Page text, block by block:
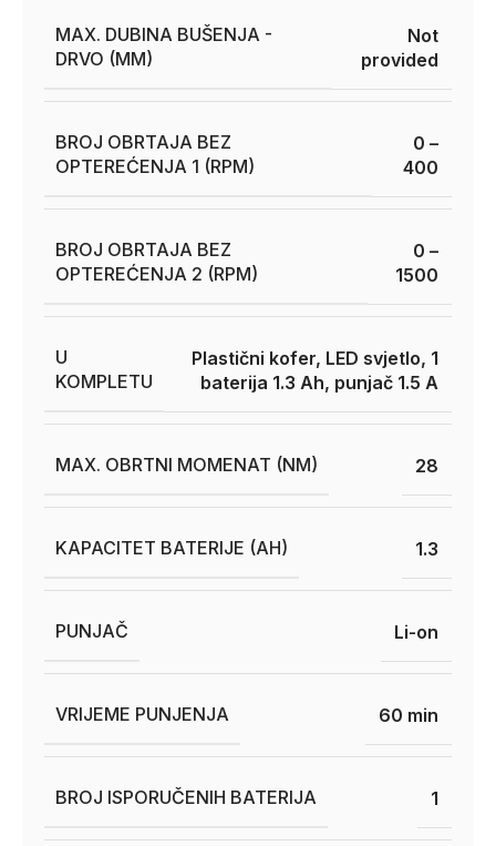
MAX. DUBINA BUŠENJA -
DRVO (MM)
Not
provided
BROJ OBRTAJA BEZ
OPTEREĆENJA 1 (RPM)
0 –
400
BROJ OBRTAJA BEZ
OPTEREĆENJA 2 (RPM)
0 –
1500
U
KOMPLETU
Plastični kofer, LED svjetlo, 1
baterija 1.3 Ah, punjač 1.5 A
MAX. OBRTNI MOMENAT (NM) 28
KAPACITET BATERIJE (AH) 1.3
PUNJAČ Li-on
VRIJEME PUNJENJA 60 min
BROJ ISPORUČENIH BATERIJA 1